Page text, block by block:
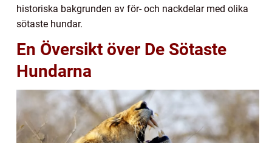
historiska bakgrunden av för- och nackdelar med olika
sötaste hundar.
En Översikt över De Sötaste
Hundarna